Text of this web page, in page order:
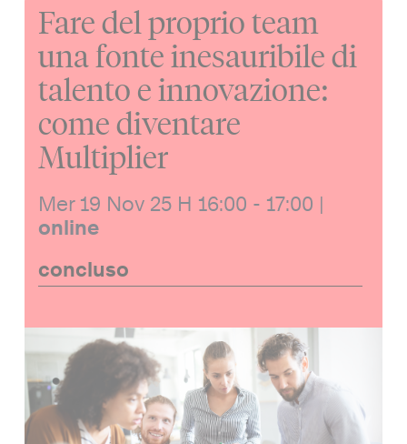
Fare del proprio team
una fonte inesauribile di
talento e innovazione:
come diventare
Multiplier
Mer 19 Nov 25 H 16:00 - 17:00 |
online
concluso